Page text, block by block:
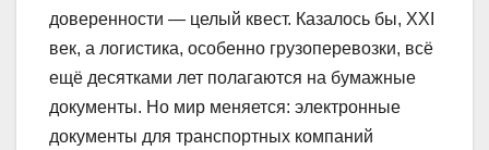
доверенности — целый квест. Казалось бы, XXI
век, а логистика, особенно грузоперевозки, всё
ещё десятками лет полагаются на бумажные
документы. Но мир меняется: электронные
документы для транспортных компаний